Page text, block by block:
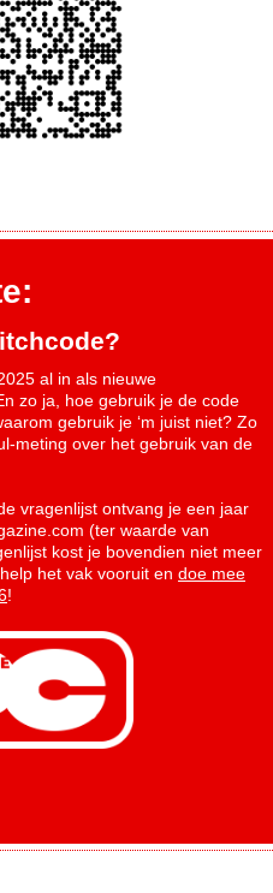
al in als nieuwe
zo ja, hoe gebruik je de code
gebruik je ‘m juist niet? Zo
meting over het gebruik van de
vragenlijst ontvang je een jaar
(ter waarde van
kost je bovendien niet meer
het vak vooruit en doe mee
!